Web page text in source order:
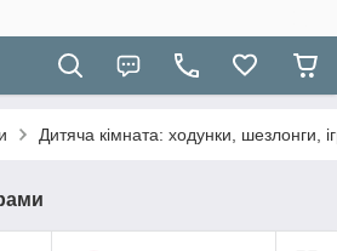
Дитяча кімната: ходунки, шезлонги,